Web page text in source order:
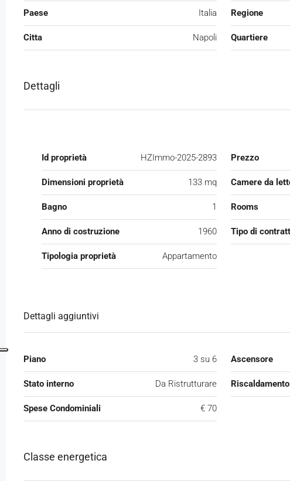
Paese Italia Regione
Citta Napoli Quartiere
Dettagli
Id proprietà HZImmo-2025-2893 Prezzo
Dimensioni proprietà 133 mq Camere da
Bagno 1 Rooms
Anno di costruzione 1960 Tipo di
Tipologia proprietà Appartamento
Dettagli aggiuntivi
Piano 3 su 6 Ascensore
Stato interno Da Ristrutturare Riscaldamento
Spese Condominiali € 70
Classe energetica